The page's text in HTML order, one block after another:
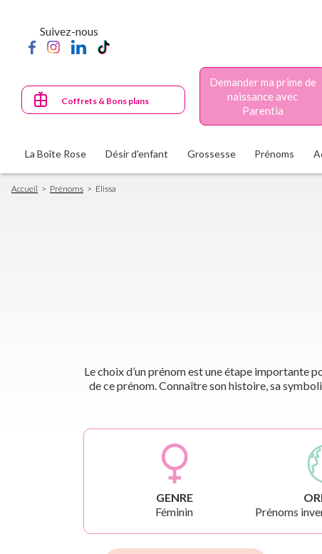
principal
Suivez-nous
Coffrets & Bons plans
Demander ma prime de
naissance avec
Parentia
La Boîte Rose Désir d'enfant Grossesse Prénoms
Fil
d'Ariane
Accueil Prénoms Elissa
Le choix d’un prénom est une étape importante
de ce prénom. Connaître son histoire, sa
GENRE
Féminin
Prénoms